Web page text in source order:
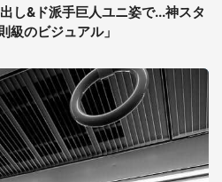
し&ド派手巨人ユニ姿で...神スタ
級のビジュアル」